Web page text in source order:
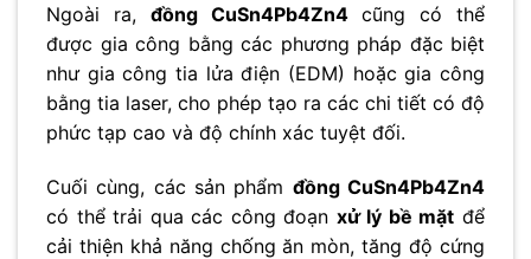
Ngoài ra, đồng CuSn4Pb4Zn4cũng có thể
được gia công bằng các phương pháp đặc biệt
như gia công tia lửa điện (EDM) hoặc gia công
bằng tia laser, cho phép tạo ra các chi tiết có độ
phức tạp cao và độ chính xác tuyệt đối.
Cuối cùng, các sản phẩm đồng CuSn4Pb4Zn4
có thể trải qua các công đoạn xử lý bề mặt để
cải thiện khả năng chống ăn mòn, tăng độ cứng